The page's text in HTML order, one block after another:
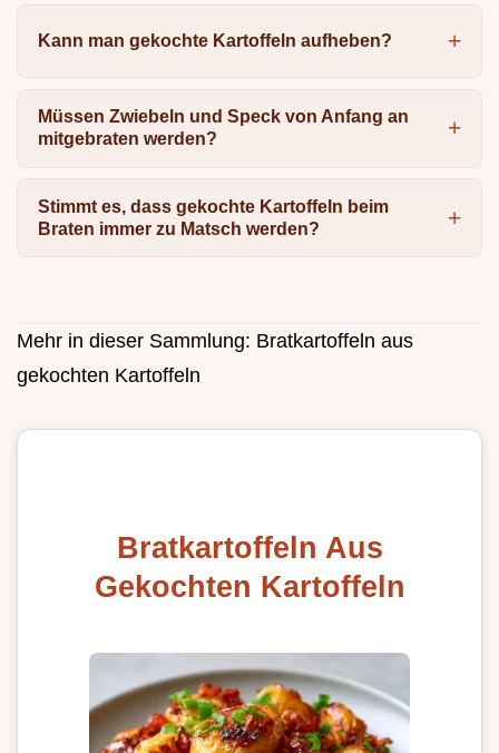
Kann man gekochte Kartoffeln aufheben?
Müssen Zwiebeln und Speck von Anfang an
mitgebraten werden?
Stimmt es, dass gekochte Kartoffeln beim
Braten immer zu Matsch werden?
Mehr in dieser Sammlung: Bratkartoffeln aus
gekochten Kartoffeln
Bratkartoffeln Aus
Gekochten Kartoffeln